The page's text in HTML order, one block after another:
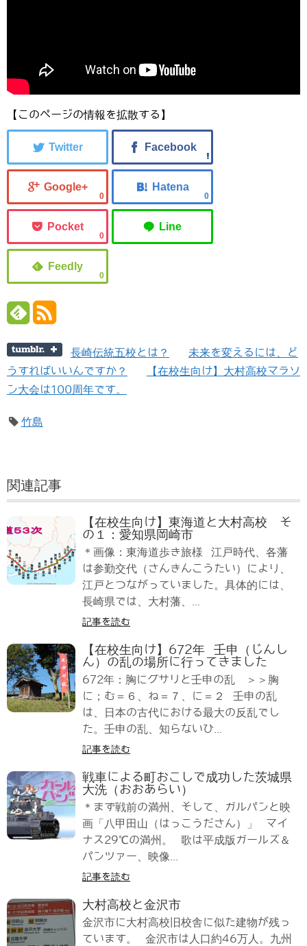
【このページの情報を拡散する】
0 0
0
0
長崎伝統五校とは？
未来を変えるには、ど
うすればいいんですか？
【在校生向け】大村高校マラソ
ン大会は100周年です。
竹島
関連記事
【在校生向け】東海道と大村高校 そ
の１：愛知県岡崎市
＊画像：東海道歩き旅様 江戸時代、各藩
は参勤交代（さんきんこうたい）により、
江戸とつながっていました。具体的には、
長崎県では、大村藩、...
記事を読む
【在校生向け】672年 壬申（じんし
ん）の乱の場所に行ってきました
672年：胸にグサリと壬申の乱 ＞＞胸
に；む＝６、ね＝７、に＝２ 壬申の乱
は、日本の古代における最大の反乱でし
た。壬申の乱、知らないひ...
記事を読む
戦車による町おこしで成功した茨城県
大洗（おおあらい）
＊まず戦前の満州、そして、ガルパンと映
画「八甲田山（はっこうださん）」 マイ
ナス29℃の満州。 歌は平成版ガールズ＆
パンツァー、映像...
記事を読む
大村高校と金沢市
金沢市に大村高校旧校舎に似た建物が残っ
ています。 金沢市は人口約46万人。九州